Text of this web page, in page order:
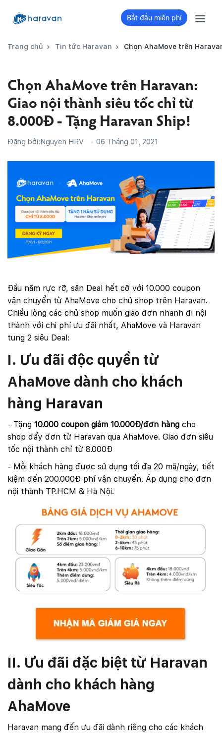
Bắt đầu miễn phí
Trang chủ Tin tức Haravan Chọn AhaMove trên
Chọn AhaMove trên Haravan:
Giao nội thành siêu tốc chỉ từ
8.000Đ - Tặng Haravan Ship!
Đăng bởi:Nguyen HRV 06 Tháng 01, 2021
Đầu năm rực rỡ, săn Deal hết cỡ với 10.000 coupon
vận chuyển từ AhaMove cho chủ shop trên Haravan.
Chiều lòng các chủ shop muốn giao đơn nhanh đi nội
thành với chi phí ưu đãi nhất, AhaMove và Haravan
tung 2 siêu Deal:
I. Ưu đãi độc quyền từ
AhaMove dành cho khách
hàng Haravan
- Tặng 10.000 coupon giảm 10.000Đ/đơn hàng cho
shop đẩy đơn từ Haravan qua AhaMove. Giao đơn siêu
tốc nội thành chỉ từ 8.000Đ
- Mỗi khách hàng được sử dụng tối đa 20 mã/ngày, tiết
kiệm đến 200.000Đ phí vận chuyển. Áp dụng cho đơn
nội thành TP.HCM & Hà Nội.
II. Ưu đãi đặc biệt từ Haravan
dành cho khách hàng
AhaMove
Haravan mang đến ưu đãi dành riêng cho các khách